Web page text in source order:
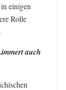
einigen
Rolle
auch